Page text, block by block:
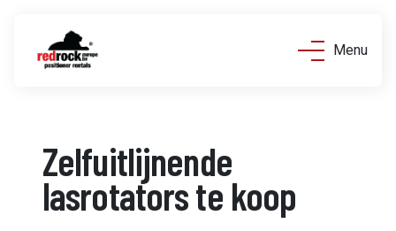
Menu
Zelfuitlijnende
lasrotators te koop